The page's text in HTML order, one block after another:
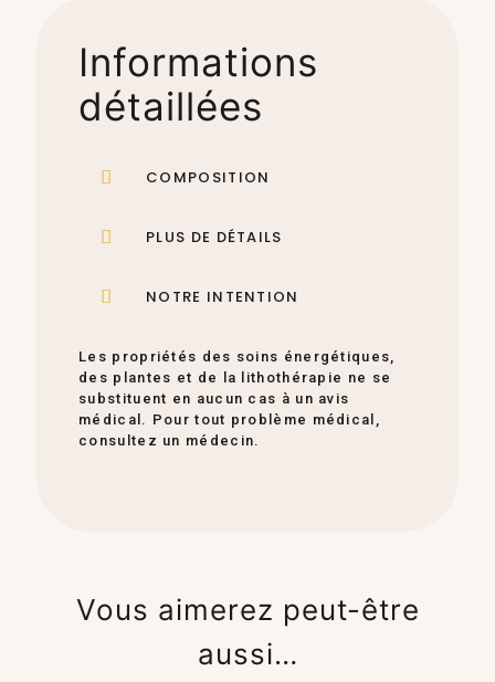
Informations
détaillées
COMPOSITION
PLUS DE DÉTAILS
NOTRE INTENTION
Les propriétés des soins énergétiques,
des plantes et de la lithothérapie ne se
substituent en aucun cas à un avis
médical. Pour tout problème médical,
consultez un médecin.
Vous aimerez peut-être
aussi…